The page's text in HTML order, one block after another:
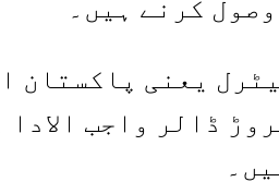
یعنی پاکستان
ہے۔ اس مد میں پاکستان پر 13